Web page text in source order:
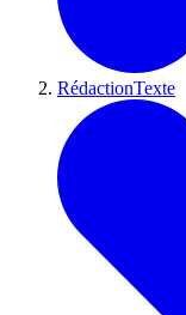
RédactionTexte